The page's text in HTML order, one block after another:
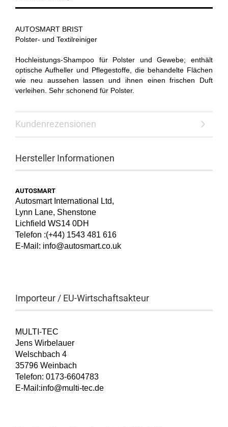
AUTOSMART BRIST
Polster- und Textilreiniger
Hochleistungs-Shampoo für Polster und Gewebe; enthält
optische Aufheller und Pflegestoffe, die behandelte Flächen
wie neu aussehen lassen und ihnen einen frischen Duft
verleihen. Sehr schonend für Polster.
Kundenrezensionen
Hersteller Informationen
AUTOSMART
Autosmart International Ltd,
Lynn Lane, Shenstone
Lichfield WS14 0DH
Telefon :(+44) 1543 481 616
E-Mail: info@autosmart.co.uk
Importeur / EU-Wirtschaftsakteur
MULTI-TEC
Jens Wirbelauer
Welschbach 4
35796 Weinbach
Telefon: 0173-6604783
E-Mail:info@multi-tec.de